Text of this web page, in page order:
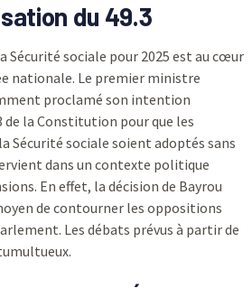
du 49.3
Sécurité sociale pour 2025 est au cœur
nationale. Le premier ministre
proclamé son intention
de la Constitution pour que les
Sécurité sociale soient adoptés sans
dans un contexte politique
En effet, la décision de Bayrou
de contourner les oppositions
Les débats prévus à partir de